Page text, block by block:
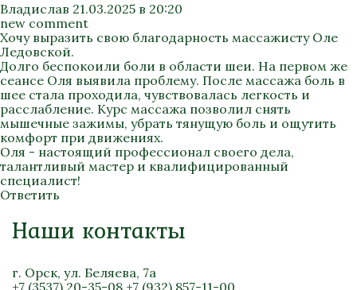
Владислав 21.03.2025 в 20:20
new comment
Хочу выразить свою благодарность массажисту Оле
Ледовской.
Долго беспокоили боли в области шеи. На первом же
сеансе Оля выявила проблему. После массажа боль в
шее стала проходила, чувствовалась легкость и
расслабление. Курс массажа позволил снять
мышечные зажимы, убрать тянущую боль и ощутить
комфорт при движениях.
Оля - настоящий профессионал своего дела,
талантливый мастер и квалифицированный
специалист!
Ответить
Наши контакты
г. Орск, ул. Беляева, 7а
+7 (3537) 20-35-08 +7 (932) 857-11-00